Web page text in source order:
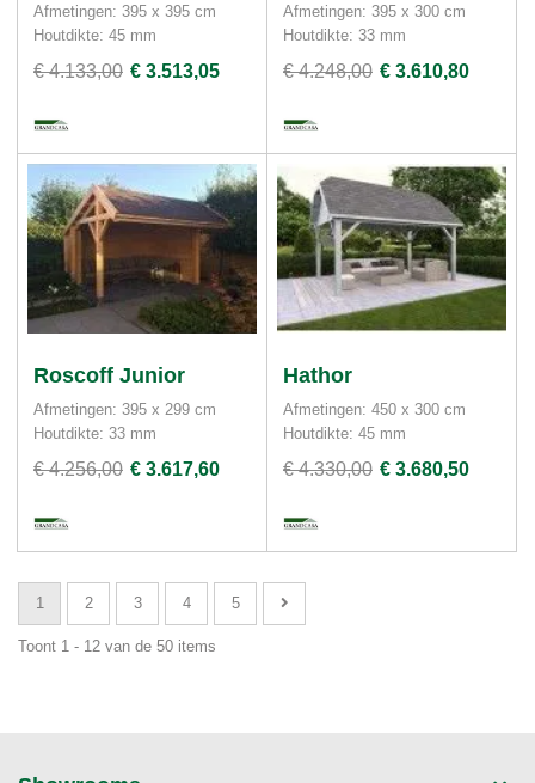
Afmetingen: 395 x 395 cm
Houtdikte: 45 mm
€ 4.133,00 € 3.513,05
Afmetingen: 395 x 300 cm
Houtdikte: 33 mm
€ 4.248,00 € 3.610,80
Roscoff Junior
Afmetingen: 395 x 299 cm
Houtdikte: 33 mm
€ 4.256,00 € 3.617,60
Hathor
Afmetingen: 450 x 300 cm
Houtdikte: 45 mm
€ 4.330,00 € 3.680,50
1 2 3 4 5
Toont 1 - 12 van de 50 items